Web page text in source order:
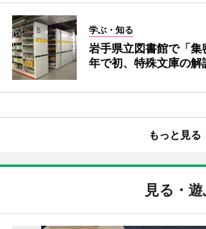
学ぶ・知る
岩手県立図書館で「
年で初、特殊文庫の解
もっと見る
見る・